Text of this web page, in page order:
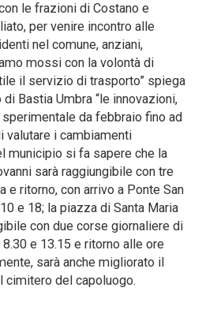
le frazioni di Costano e
per venire incontro alle
nel comune, anziani,
mossi con la volontà di
il servizio di trasporto” spiega
Bastia Umbra “le innovazioni,
da febbraio fino ad
valutare i cambiamenti
municipio si fa sapere che la
sarà raggiungibile con tre
e ritorno, con arrivo a Ponte San
e 18; la piazza di Santa Maria
con due corse giornaliere di
e 13.15 e ritorno alle ore
sarà anche migliorato il
del capoluogo.